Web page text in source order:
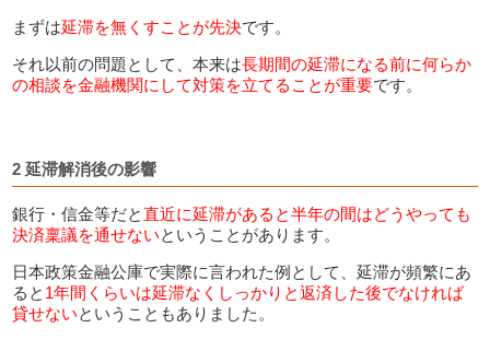
まずは延滞を無くすことが先決です。
それ以前の問題として、本来は長期間の延滞になる前に何らか
の相談を金融機関にして対策を立てることが重要です。
2 延滞解消後の影響
銀行・信金等だと直近に延滞があると半年の間はどうやっても
決済稟議を通せないということがあります。
日本政策金融公庫で実際に言われた例として、延滞が頻繁にあ
ると 1年間くらいは延滞なくしっかりと返済した後でなければ
貸せないということもありました。